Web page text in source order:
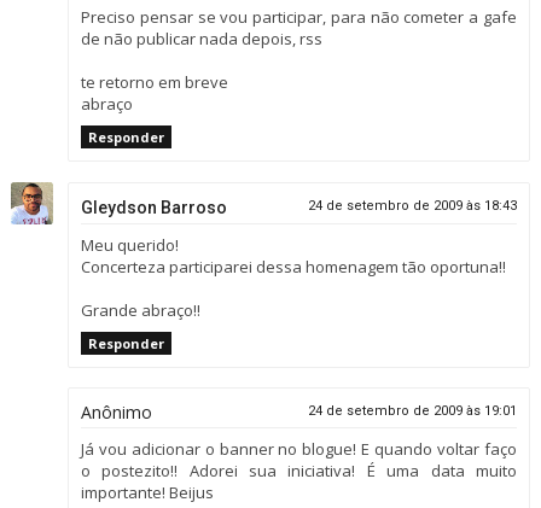
Preciso pensar se vou participar, para não cometer a gafe
de não publicar nada depois, rss
te retorno em breve
abraço
Responder
Gleydson Barroso 24 de setembro de 2009 às 18:43
Meu querido!
Concerteza participarei dessa homenagem tão oportuna!!
Grande abraço!!
Responder
Anônimo 24 de setembro de 2009 às 19:01
Já vou adicionar o banner no blogue! E quando voltar faço
o postezito!! Adorei sua iniciativa! É uma data muito
importante! Beijus